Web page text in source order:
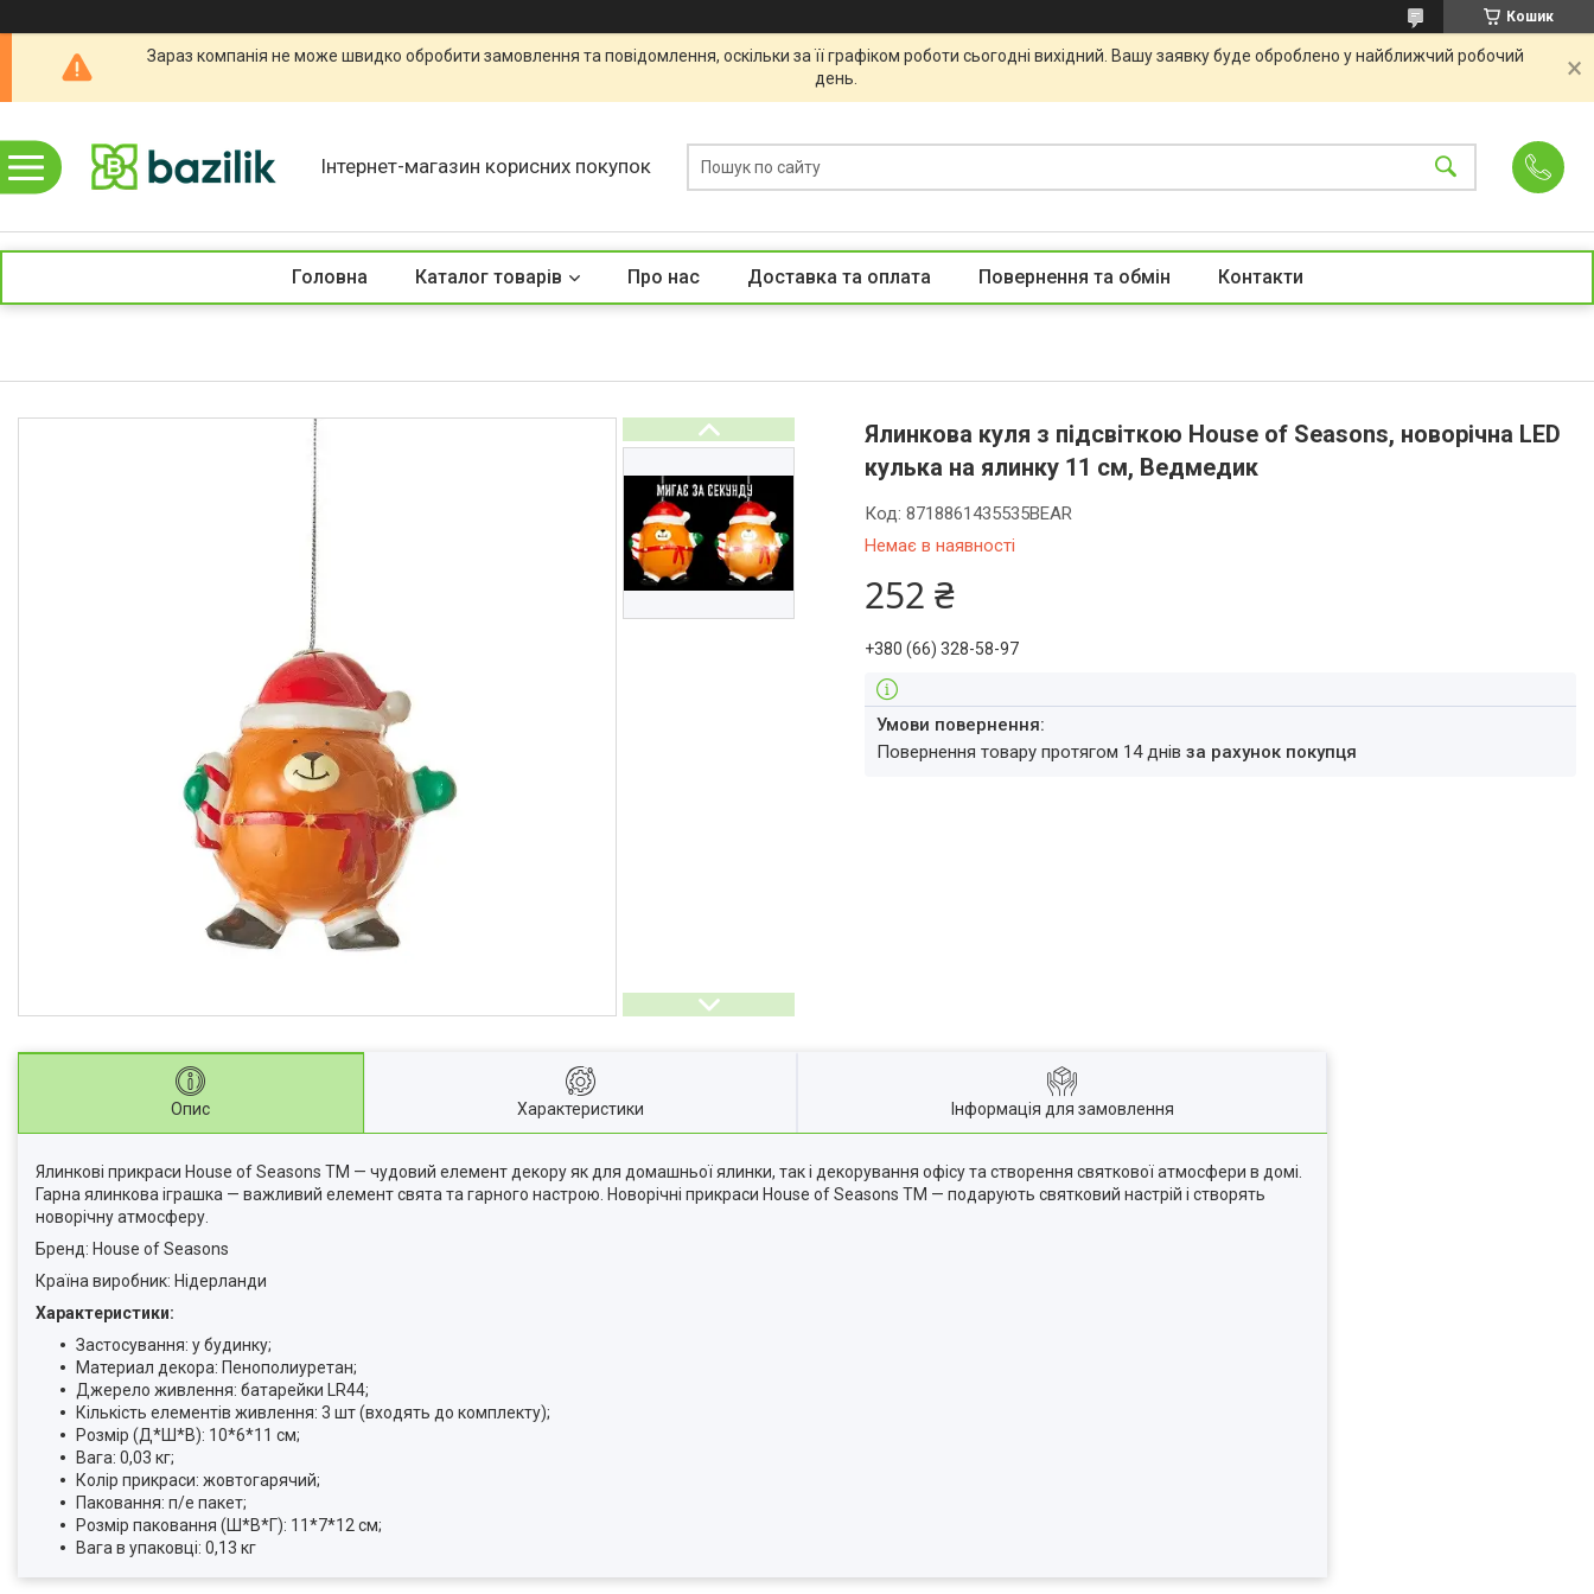
Кошик
Зараз компанія не може швидко обробити замовлення та повідомлення, оскільки за її графіком роботи сьогодні вихідний. Вашу заявку буде оброблено у найближчий робочий
день.
Інтернет-магазин корисних покупок
Головна Каталог товарів Про нас Доставка та оплата Повернення та обмін Контакти
Ялинкова куля з підсвіткою House of Seasons, новорічна LED
кулька на ялинку 11 см, Ведмедик
Немає в наявності
Код:8718861435535BEAR
252 ₴
+380 (66) 328-58-97
повернення товару протягом 14 днівза рахунок покупця
Опис Характеристики Інформація для замовлення
Ялинкові прикраси House of Seasons ТМ — чудовий елемент декору як для домашньої ялинки, так і декорування офісу та створення святкової атмосфери в домі.
Гарна ялинкова іграшка — важливий елемент свята та гарного настрою. Новорічні прикраси House of Seasons ТМ — подарують святковий настрій і створять
новорічну атмосферу.
Бренд: House of Seasons
Країна виробник: Нідерланди
Характеристики:
Застосування: у будинку;
Материал декора: Пенополиуретан;
Джерело живлення: батарейки LR44;
Кількість елементів живлення: 3 шт (входять до комплекту);
Розмір (Д*Ш*В): 10*6*11 см;
Вага: 0,03 кг;
Колір прикраси: жовтогарячий;
Паковання: п/е пакет;
Розмір паковання (Ш*В*Г): 11*7*12 см;
Вага в упаковці: 0,13 кг